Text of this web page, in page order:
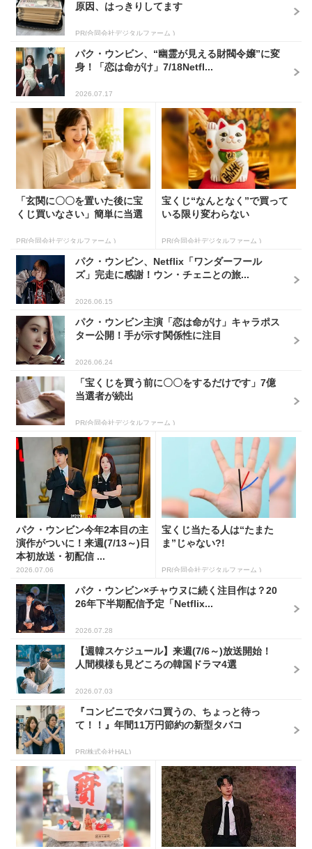
原因、はっきりしてます
PR(合同会社デジタルファーム )
パク・ウンビン、“幽霊が見える財閥令嬢”に変
身！「恋は命がけ」7/18Netfl...
2026.07.17
「玄関に〇〇を置いた後に宝
くじ買いなさい」簡単に当選
PR(合同会社デジタルファーム )
宝くじ“なんとなく”で買って
いる限り変わらない
PR(合同会社デジタルファーム )
パク・ウンビン、Netflix「ワンダーフール
ズ」完走に感謝！ウン・チェニとの旅...
2026.06.15
パク・ウンビン主演「恋は命がけ」キャラポス
ター公開！手が示す関係性に注目
2026.06.24
「宝くじを買う前に〇〇をするだけです」7億
当選者が続出
PR(合同会社デジタルファーム )
パク・ウンビン今年2本目の主
演作がついに！来週(7/13～)日
本初放送・初配信 ...
2026.07.06
宝くじ当たる人は“たまた
ま”じゃない?!
PR(合同会社デジタルファーム )
パク・ウンビン×チャウヌに続く注目作は？20
26年下半期配信予定「Netflix...
2026.07.28
【週韓スケジュール】来週(7/6～)放送開始！
人間模様も見どころの韓国ドラマ4選
2026.07.03
『コンビニでタバコ買うの、ちょっと待っ
て！！』年間11万円節約の新型タバコ
PR(株式会社HAL)